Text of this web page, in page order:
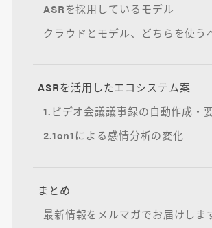
ASRを採用しているモデル
クラウドとモデル、どちらを使う
ASRを活用したエコシステム案
1.ビデオ会議議事録の自動作成・
2.1on1による感情分析の変化
まとめ
最新情報をメルマガでお届けしま